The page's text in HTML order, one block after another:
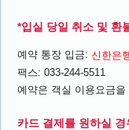
*입실 당일 취소 및 환
예약 통장 입금:신한은
팩스: 033-244-5511
예약은 객실 이용요금
카드 결제를 원하실